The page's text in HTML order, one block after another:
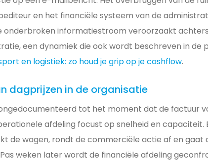
en het financiële systeem van de
onderbroken informatiestroom veroorzaakt
een dynamiek die ook wordt beschreven in de
en logistiek: zo houd je grip op je cashflow.
dagprijzen in de organisatie
tot het moment dat de factuur
afdeling focust op snelheid en capaciteit.
de wagen, rondt de commerciële actie af en gaat
weken later wordt de financiële afdeling